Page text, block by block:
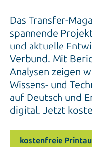
Das Transfer-
spannende
und aktuelle
Verbund. Mit
Analysen zeigen
Wissens- und
auf Deutsch und
digital. Jetzt
kostenfreie